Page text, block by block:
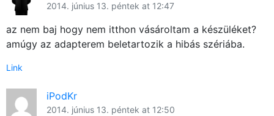
2014. június 13. péntek at 12:47
az nem baj hogy nem itthon vásároltam a készüléket?
amúgy az adapterem beletartozik a hibás szériába.
Link
iPodKr
2014. június 13. péntek at 12:50